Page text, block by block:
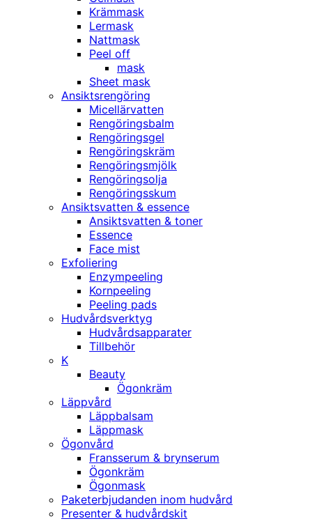
Krämmask
Lermask
Nattmask
Peel off
mask
Sheet mask
Ansiktsrengöring
Micellärvatten
Rengöringsbalm
Rengöringsgel
Rengöringskräm
Rengöringsmjölk
Rengöringsolja
Rengöringsskum
Ansiktsvatten & essence
Ansiktsvatten & toner
Essence
Face mist
Exfoliering
Enzympeeling
Kornpeeling
Peeling pads
Hudvårdsverktyg
Hudvårdsapparater
Tillbehör
K
Beauty
Ögonkräm
Läppvård
Läppbalsam
Läppmask
Ögonvård
Fransserum & brynserum
Ögonkräm
Ögonmask
Paketerbjudanden inom hudvård
Presenter & hudvårdskit